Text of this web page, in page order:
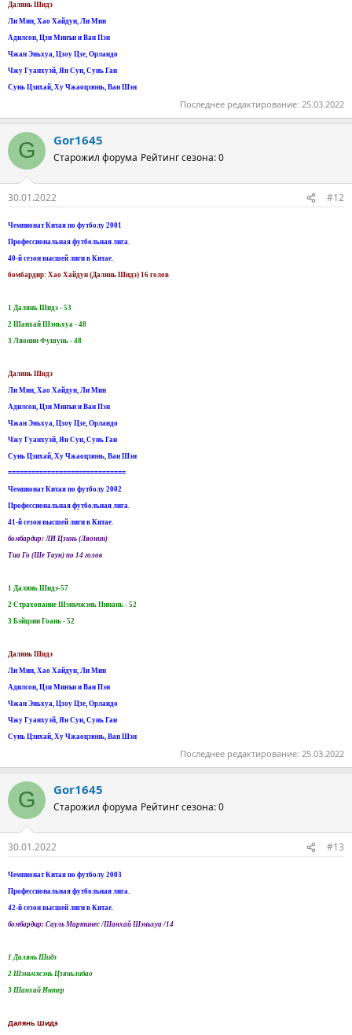
Далянь Шидэ
Ли Мин, Хао Хайдун, Ли Мин
Адилсон, Цзи Минъи и Ван Пэн
Чжан Эньхуа, Цзоу Цзе, Орландо
Чжу Гуанхуэй, Ян Сун, Сунь Ган
Сунь Цзихай, Ху Чжаоцзюнь, Ван Шэн
Последнее редактирование: 25.03.2022
G Gor1645
Старожил форума Рейтинг сезона: 0
30.01.2022 #12
Чемпионат Китая по футболу 2001
Профессиональная футбольная лига.
40-й сезон высшей лиги в Китае.
бомбардир: Хао Хайдун (Далянь Шидэ) 16 голов
1 Далянь Шидэ - 53
2 Шанхай Шэньхуа - 48
3 Ляонин Фушунь - 48
Далянь Шидэ
Ли Мин, Хао Хайдун, Ли Мин
Адилсон, Цзи Минъи и Ван Пэн
Чжан Эньхуа, Цзоу Цзе, Орландо
Чжу Гуанхуэй, Ян Сун, Сунь Ган
Сунь Цзихай, Ху Чжаоцзюнь, Ван Шэн
==============================
Чемпионат Китая по футболу 2002
Профессиональная футбольная лига.
41-й сезон высшей лиги в Китае.
бомбардир: ЛИ Цзинь (Ляонин)
Tиа Го (Ше Таун) по 14 голов
1 Далянь Шидэ-57
2 Страхование Шэньчжэнь Пинань - 52
3 Бэйцзин Гоань - 52
Далянь Шидэ
Ли Мин, Хао Хайдун, Ли Мин
Адилсон, Цзи Минъи и Ван Пэн
Чжан Эньхуа, Цзоу Цзе, Орландо
Чжу Гуанхуэй, Ян Сун, Сунь Ган
Сунь Цзихай, Ху Чжаоцзюнь, Ван Шэн
Последнее редактирование: 25.03.2022
G Gor1645
Старожил форума Рейтинг сезона: 0
30.01.2022 #13
Чемпионат Китая по футболу 2003
Профессиональная футбольная лига.
42-й сезон высшей лиги в Китае.
бомбардир: Сауль Мартинес /Шанхай Шэньхуа /14
1 Далянь Шидэ
2 Шэньчжэнь Цзяньлибао
3 Шанхай Интер
Далянь Шидэ